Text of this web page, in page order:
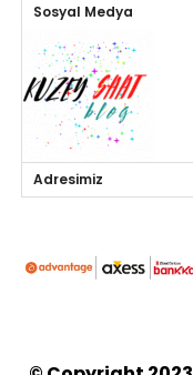
Sosyal Medya
Adresimiz